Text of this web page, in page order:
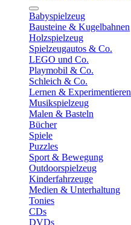
Babyspielzeug
Bausteine & Kugelbahnen
Holzspielzeug
Spielzeugautos & Co.
LEGO und Co.
Playmobil & Co.
Schleich & Co.
Lernen & Experimentieren
Musikspielzeug
Malen & Basteln
Bücher
Spiele
Puzzles
Sport & Bewegung
Outdoorspielzeug
Kinderfahrzeuge
Medien & Unterhaltung
Tonies
CDs
DVDs